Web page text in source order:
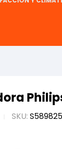
SKU: S589825